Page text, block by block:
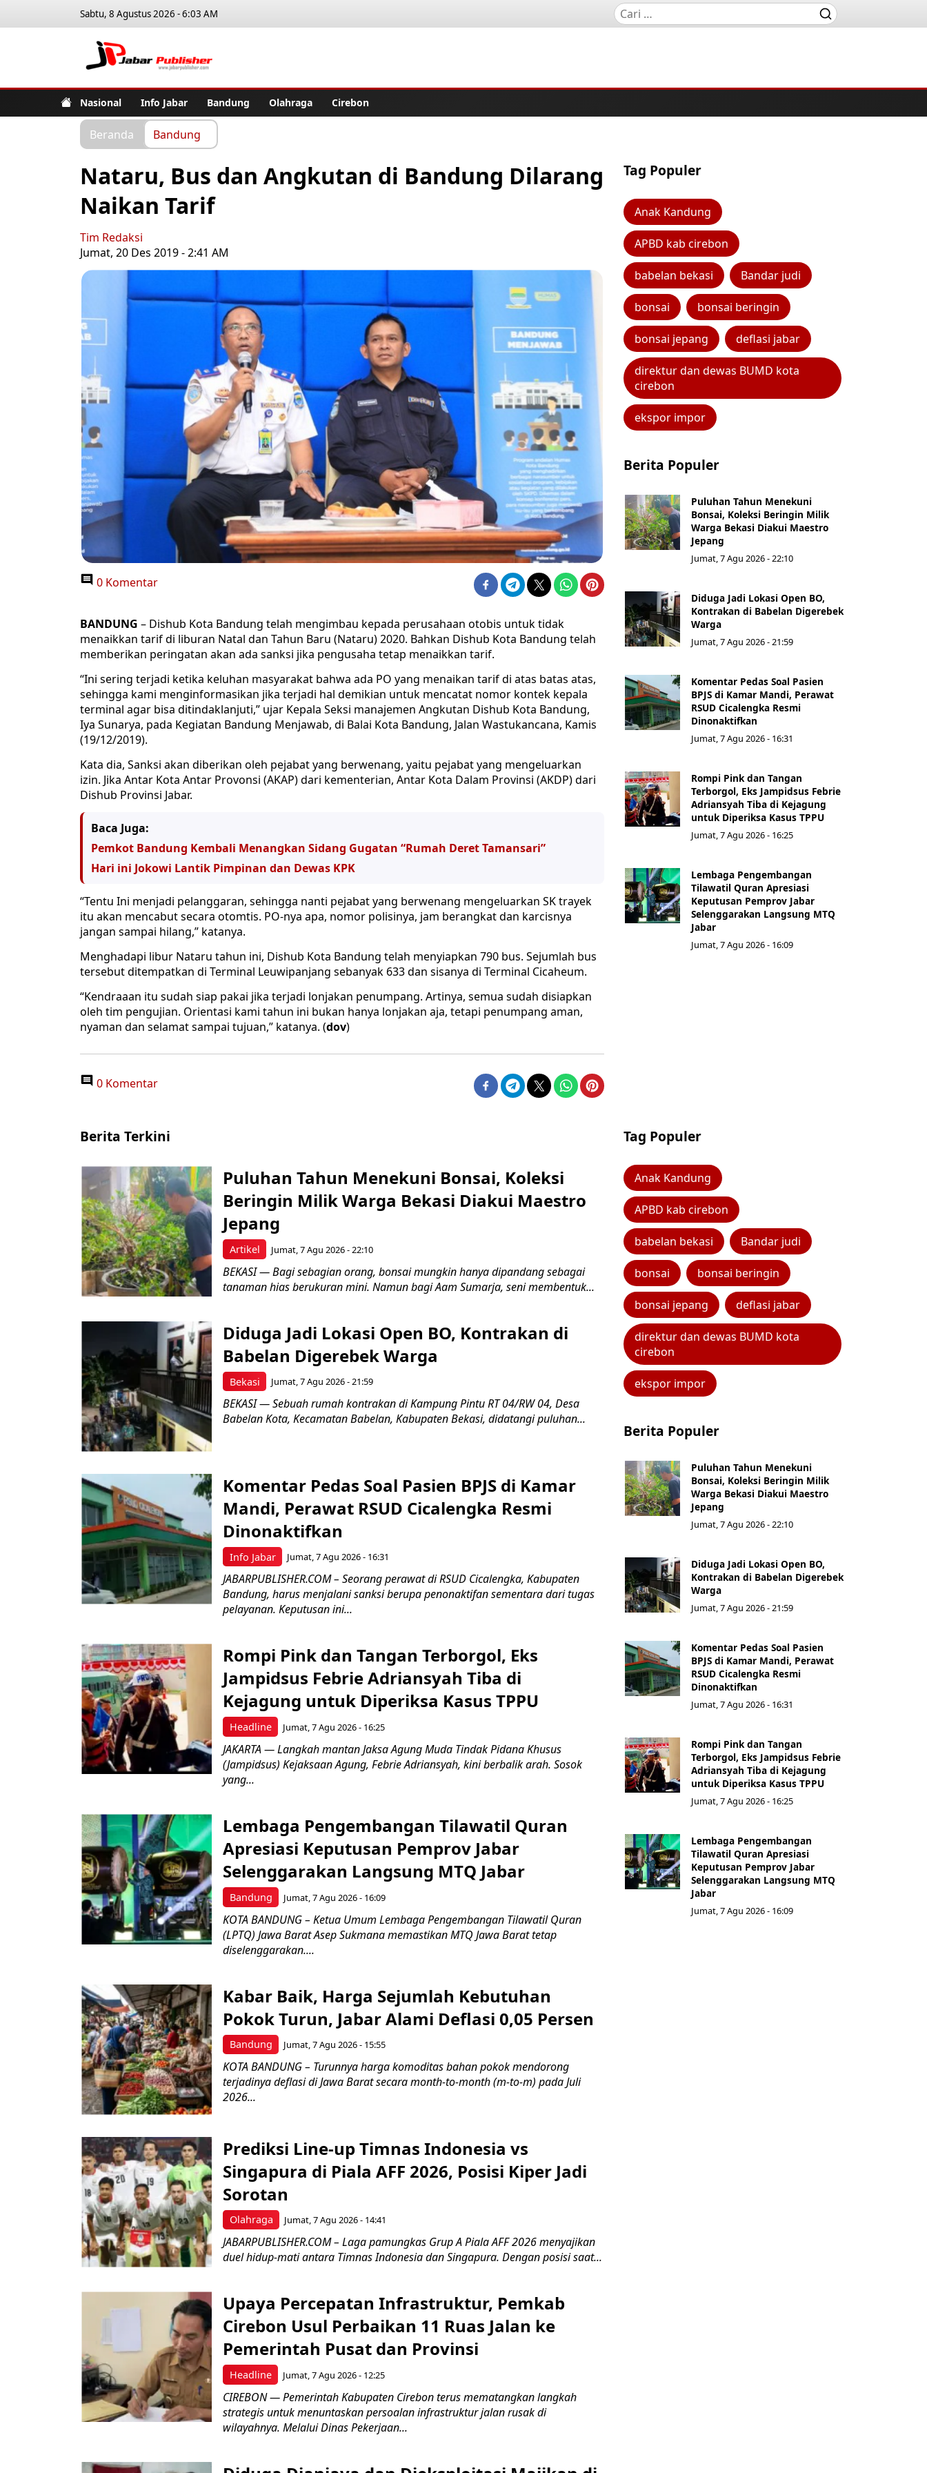
Sabtu, 8 Agustus 2026 - 6:03 AM
Nasional Info Jabar Bandung Olahraga Cirebon
Beranda Bandung
Nataru, Bus dan Angkutan di Bandung Dilarang
Naikan Tarif
Tim Redaksi
Jumat, 20 Des 2019 - 2:41 AM
0 Komentar
BANDUNG – Dishub Kota Bandung telah mengimbau kepada perusahaan otobis untuk tidak
menaikkan tarif di liburan Natal dan Tahun Baru (Nataru) 2020. Bahkan Dishub Kota Bandung telah
memberikan peringatan akan ada sanksi jika pengusaha tetap menaikkan tarif.
“Ini sering terjadi ketika keluhan masyarakat bahwa ada PO yang menaikan tarif di atas batas atas,
sehingga kami menginformasikan jika terjadi hal demikian untuk mencatat nomor kontek kepala
terminal agar bisa ditindaklanjuti,” ujar Kepala Seksi manajemen Angkutan Dishub Kota Bandung,
Iya Sunarya, pada Kegiatan Bandung Menjawab, di Balai Kota Bandung, Jalan Wastukancana, Kamis
(19/12/2019).
Kata dia, Sanksi akan diberikan oleh pejabat yang berwenang, yaitu pejabat yang mengeluarkan
izin. Jika Antar Kota Antar Provonsi (AKAP) dari kementerian, Antar Kota Dalam Provinsi (AKDP) dari
Dishub Provinsi Jabar.
Baca Juga:
Pemkot Bandung Kembali Menangkan Sidang Gugatan “Rumah Deret Tamansari”
Hari ini Jokowi Lantik Pimpinan dan Dewas KPK
“Tentu Ini menjadi pelanggaran, sehingga nanti pejabat yang berwenang mengeluarkan SK trayek
itu akan mencabut secara otomtis. PO-nya apa, nomor polisinya, jam berangkat dan karcisnya
jangan sampai hilang,” katanya.
Menghadapi libur Nataru tahun ini, Dishub Kota Bandung telah menyiapkan 790 bus. Sejumlah bus
tersebut ditempatkan di Terminal Leuwipanjang sebanyak 633 dan sisanya di Terminal Cicaheum.
“Kendraaan itu sudah siap pakai jika terjadi lonjakan penumpang. Artinya, semua sudah disiapkan
oleh tim pengujian. Orientasi kami tahun ini bukan hanya lonjakan aja, tetapi penumpang aman,
nyaman dan selamat sampai tujuan,” katanya. (dov)
0 Komentar
Tag Populer
Anak Kandung
APBD kab cirebon
babelan bekasi Bandar judi
bonsai bonsai beringin
bonsai jepang deflasi jabar
direktur dan dewas BUMD kota
cirebon
ekspor impor
Berita Populer
Puluhan Tahun Menekuni
Bonsai, Koleksi Beringin Milik
Warga Bekasi Diakui Maestro
Jepang
Jumat, 7 Agu 2026 - 22:10
Diduga Jadi Lokasi Open BO,
Kontrakan di Babelan Digerebek
Warga
Jumat, 7 Agu 2026 - 21:59
Komentar Pedas Soal Pasien
BPJS di Kamar Mandi, Perawat
RSUD Cicalengka Resmi
Dinonaktifkan
Jumat, 7 Agu 2026 - 16:31
Rompi Pink dan Tangan
Terborgol, Eks Jampidsus Febrie
Adriansyah Tiba di Kejagung
untuk Diperiksa Kasus TPPU
Jumat, 7 Agu 2026 - 16:25
Lembaga Pengembangan
Tilawatil Quran Apresiasi
Keputusan Pemprov Jabar
Selenggarakan Langsung MTQ
Jabar
Jumat, 7 Agu 2026 - 16:09
Berita Terkini
Artikel
Puluhan Tahun Menekuni Bonsai, Koleksi
Beringin Milik Warga Bekasi Diakui Maestro
Jepang
Jumat, 7 Agu 2026 - 22:10
BEKASI — Bagi sebagian orang, bonsai mungkin hanya dipandang sebagai
tanaman hias berukuran mini. Namun bagi Aam Sumarja, seni membentuk...
Bekasi
Diduga Jadi Lokasi Open BO, Kontrakan di
Babelan Digerebek Warga
Jumat, 7 Agu 2026 - 21:59
BEKASI — Sebuah rumah kontrakan di Kampung Pintu RT 04/RW 04, Desa
Babelan Kota, Kecamatan Babelan, Kabupaten Bekasi, didatangi puluhan...
Info Jabar
Komentar Pedas Soal Pasien BPJS di Kamar
Mandi, Perawat RSUD Cicalengka Resmi
Dinonaktifkan
Jumat, 7 Agu 2026 - 16:31
JABARPUBLISHER.COM – Seorang perawat di RSUD Cicalengka, Kabupaten
Bandung, harus menjalani sanksi berupa penonaktifan sementara dari tugas
pelayanan. Keputusan ini...
Headline
Rompi Pink dan Tangan Terborgol, Eks
Jampidsus Febrie Adriansyah Tiba di
Kejagung untuk Diperiksa Kasus TPPU
Jumat, 7 Agu 2026 - 16:25
JAKARTA — Langkah mantan Jaksa Agung Muda Tindak Pidana Khusus
(Jampidsus) Kejaksaan Agung, Febrie Adriansyah, kini berbalik arah. Sosok
yang...
Bandung
Lembaga Pengembangan Tilawatil Quran
Apresiasi Keputusan Pemprov Jabar
Selenggarakan Langsung MTQ Jabar
Jumat, 7 Agu 2026 - 16:09
KOTA BANDUNG – Ketua Umum Lembaga Pengembangan Tilawatil Quran
(LPTQ) Jawa Barat Asep Sukmana memastikan MTQ Jawa Barat tetap
diselenggarakan....
Bandung
Kabar Baik, Harga Sejumlah Kebutuhan
Pokok Turun, Jabar Alami Deflasi 0,05 Persen
Jumat, 7 Agu 2026 - 15:55
KOTA BANDUNG – Turunnya harga komoditas bahan pokok mendorong
terjadinya deflasi di Jawa Barat secara month-to-month (m-to-m) pada Juli
2026...
Olahraga
Prediksi Line-up Timnas Indonesia vs
Singapura di Piala AFF 2026, Posisi Kiper Jadi
Sorotan
Jumat, 7 Agu 2026 - 14:41
JABARPUBLISHER.COM – Laga pamungkas Grup A Piala AFF 2026 menyajikan
duel hidup-mati antara Timnas Indonesia dan Singapura. Dengan posisi saat...
Headline
Upaya Percepatan Infrastruktur, Pemkab
Cirebon Usul Perbaikan 11 Ruas Jalan ke
Pemerintah Pusat dan Provinsi
Jumat, 7 Agu 2026 - 12:25
CIREBON — Pemerintah Kabupaten Cirebon terus mematangkan langkah
strategis untuk menuntaskan persoalan infrastruktur jalan rusak di
wilayahnya. Melalui Dinas Pekerjaan...
Tag Populer
Anak Kandung
APBD kab cirebon
babelan bekasi Bandar judi
bonsai bonsai beringin
bonsai jepang deflasi jabar
direktur dan dewas BUMD kota
cirebon
ekspor impor
Berita Populer
Puluhan Tahun Menekuni
Bonsai, Koleksi Beringin Milik
Warga Bekasi Diakui Maestro
Jepang
Jumat, 7 Agu 2026 - 22:10
Diduga Jadi Lokasi Open BO,
Kontrakan di Babelan Digerebek
Warga
Jumat, 7 Agu 2026 - 21:59
Komentar Pedas Soal Pasien
BPJS di Kamar Mandi, Perawat
RSUD Cicalengka Resmi
Dinonaktifkan
Jumat, 7 Agu 2026 - 16:31
Rompi Pink dan Tangan
Terborgol, Eks Jampidsus Febrie
Adriansyah Tiba di Kejagung
untuk Diperiksa Kasus TPPU
Jumat, 7 Agu 2026 - 16:25
Lembaga Pengembangan
Tilawatil Quran Apresiasi
Keputusan Pemprov Jabar
Selenggarakan Langsung MTQ
Jabar
Jumat, 7 Agu 2026 - 16:09